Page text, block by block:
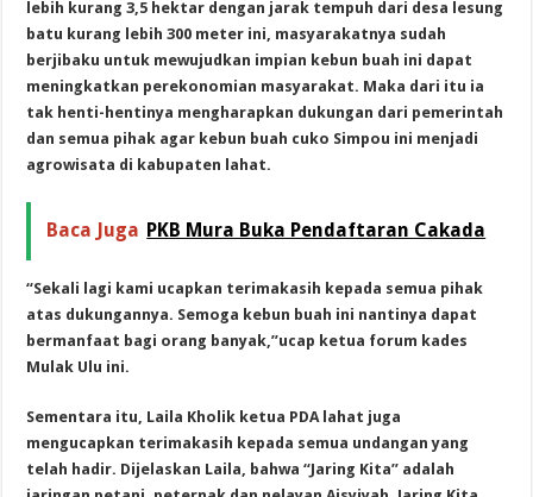
lebih kurang 3,5 hektar dengan jarak tempuh dari desa lesung
batu kurang lebih 300 meter ini, masyarakatnya sudah
berjibaku untuk mewujudkan impian kebun buah ini dapat
meningkatkan perekonomian masyarakat. Maka dari itu ia
tak henti-hentinya mengharapkan dukungan dari pemerintah
dan semua pihak agar kebun buah cuko Simpou ini menjadi
agrowisata di kabupaten lahat.
Baca Juga PKB Mura Buka Pendaftaran Cakada
“Sekali lagi kami ucapkan terimakasih kepada semua pihak
atas dukungannya. Semoga kebun buah ini nantinya dapat
bermanfaat bagi orang banyak,”ucap ketua forum kades
Mulak Ulu ini.
Sementara itu, Laila Kholik ketua PDA lahat juga
mengucapkan terimakasih kepada semua undangan yang
telah hadir. Dijelaskan Laila, bahwa “Jaring Kita” adalah